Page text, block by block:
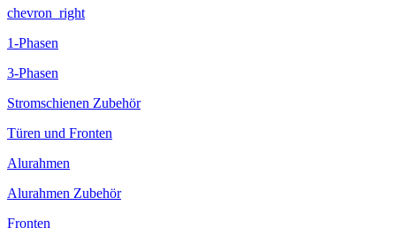
chevron_right
1-Phasen
3-Phasen
Stromschienen Zubehör
Türen und Fronten
Alurahmen
Alurahmen Zubehör
Fronten